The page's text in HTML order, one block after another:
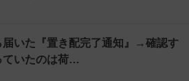
届いた『置き配完了通知』→確認す
ていたのは荷…